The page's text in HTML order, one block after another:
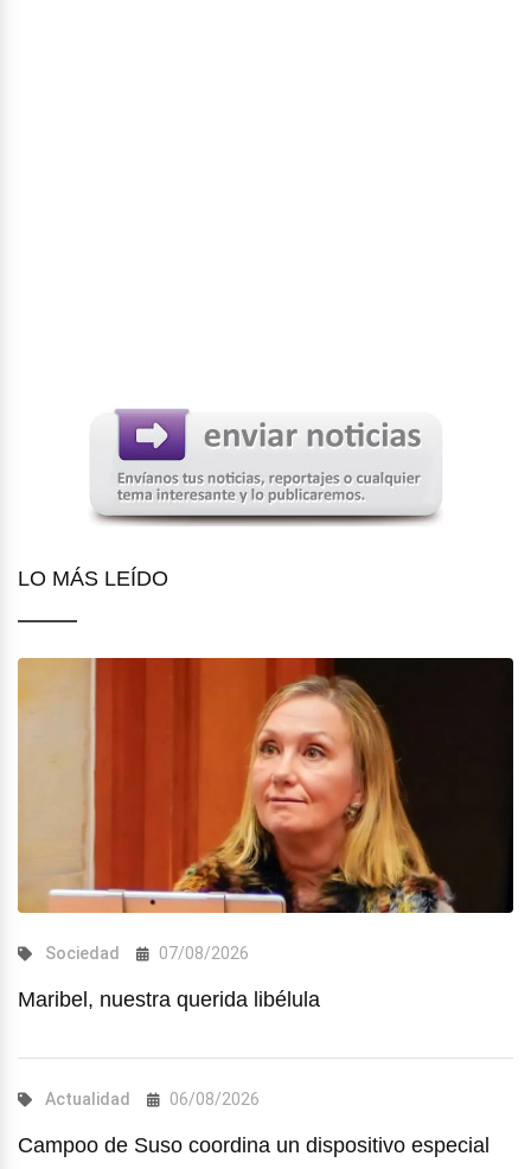
LO MÁS LEÍDO
Sociedad 07/08/2026
Maribel, nuestra querida libélula
Actualidad 06/08/2026
Campoo de Suso coordina un dispositivo especial